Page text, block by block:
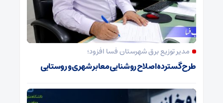
مدیر توزیع برق شهرستان فسا افزود؛
طرح گسترده اصلاح روشنایی معابر شهری و روستایی